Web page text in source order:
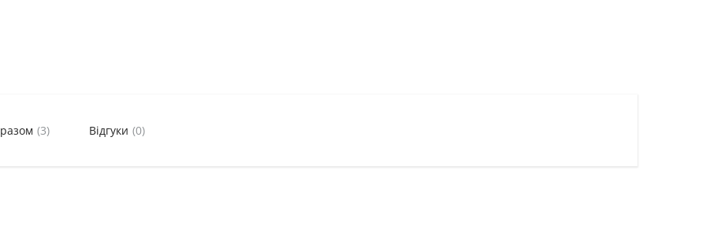
(3) Відгуки (0)